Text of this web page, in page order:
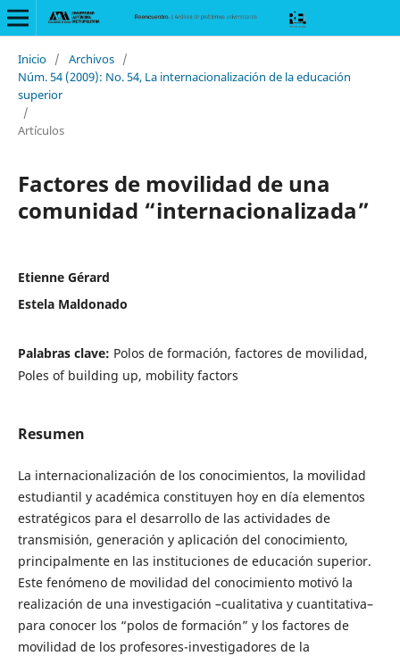
Inicio / Archivos /
Núm. 54 (2009): No. 54, La internacionalización de la educación
superior
/
Artículos
Factores de movilidad de una
comunidad “internacionalizada”
Etienne Gérard
Estela Maldonado
Palabras clave: Polos de formación, factores de movilidad,
Poles of building up, mobility factors
Resumen
La internacionalización de los conocimientos, la movilidad
estudiantil y académica constituyen hoy en día elementos
estratégicos para el desarrollo de las actividades de
transmisión, generación y aplicación del conocimiento,
principalmente en las instituciones de educación superior.
Este fenómeno de movilidad del conocimiento motivó la
realización de una investigación –cualitativa y cuantitativa–
para conocer los “polos de formación” y los factores de
movilidad de los profesores-investigadores de la